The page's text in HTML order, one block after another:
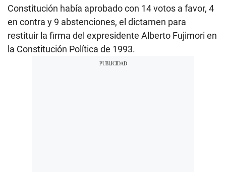
Constitución había aprobado con 14 votos a favor, 4
en contra y 9 abstenciones, el dictamen para
restituir la firma del expresidente Alberto Fujimori en
la Constitución Política de 1993.